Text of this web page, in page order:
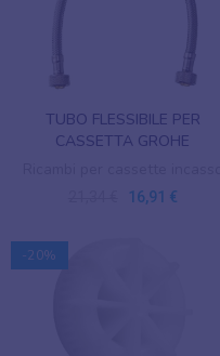
TUBO FLESSIBILE PER
CASSETTA GROHE
16,91 €
-20%